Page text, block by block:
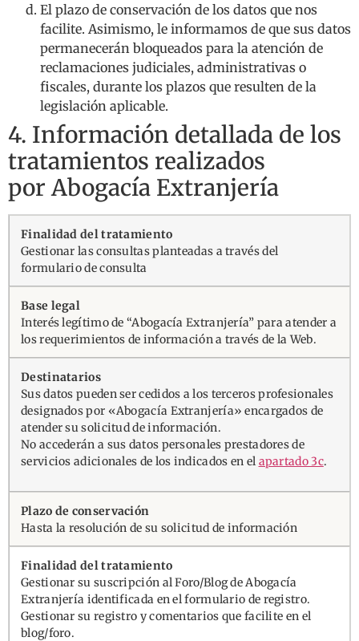
El plazo de conservación de los datos que nos
facilite. Asimismo, le informamos de que sus datos
permanecerán bloqueados para la atención de
reclamaciones judiciales, administrativas o
fiscales, durante los plazos que resulten de la
legislación aplicable.
4. Información detallada de los
tratamientos realizados
por Abogacía Extranjería
Gestionar las consultas planteadas a través del
formulario de consulta
Interés legítimo de “Abogacía Extranjería” para atender a
los requerimientos de información a través de la Web.
Sus datos pueden ser cedidos a los terceros profesionales
designados por «Abogacía Extranjería» encargados de
atender su solicitud de información.
No accederán a sus datos personales prestadores de
servicios adicionales de los indicados en el apartado 3c.
Hasta la resolución de su solicitud de información
Gestionar su suscripción al Foro/Blog de Abogacía
Extranjería identificada en el formulario de registro.
Gestionar su registro y comentarios que facilite en el
blog/foro.